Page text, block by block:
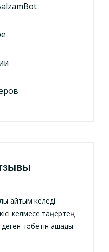
айтқым келеді.
келмесе таңертең
деген тәбетін ашады.